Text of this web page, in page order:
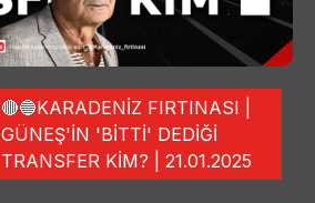
🔴🔵KARADENİZ FIRTINASI |
GÜNEŞ'İN 'BİTTİ' DEDİĞİ
TRANSFER KİM? | 21.01.2025